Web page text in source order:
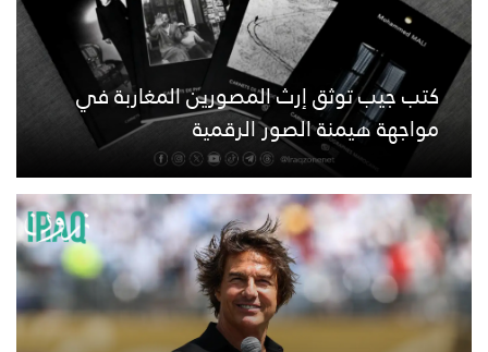
كتب جيب توثق إرث المصورين المغاربة في
مواجهة هيمنة الصور الرقمية